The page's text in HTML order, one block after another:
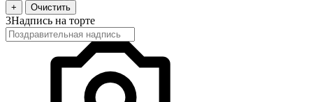
+ Очистить
3Надпись на торте